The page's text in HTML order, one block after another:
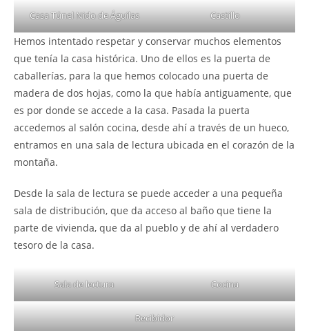
Casa Túnel Nido de Águilas Castillo
Hemos intentado respetar y conservar muchos elementos
que tenía la casa histórica. Uno de ellos es la puerta de
caballerías, para la que hemos colocado una puerta de
madera de dos hojas, como la que había antiguamente, que
es por donde se accede a la casa. Pasada la puerta
accedemos al salón cocina, desde ahí a través de un hueco,
entramos en una sala de lectura ubicada en el corazón de la
montaña.
Desde la sala de lectura se puede acceder a una pequeña
sala de distribución, que da acceso al baño que tiene la
parte de vivienda, que da al pueblo y de ahí al verdadero
tesoro de la casa.
Sala de lectura Cocina
Recibidor